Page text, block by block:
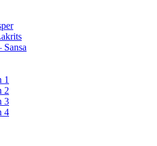
Sansa
1
2
3
4